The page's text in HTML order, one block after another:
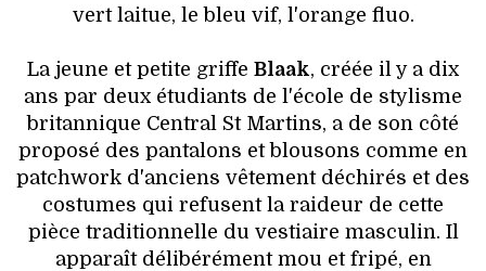
vert laitue, le bleu vif, l'orange fluo.
La jeune et petite griffe Blaak, créée il y a dix
ans par deux étudiants de l'école de stylisme
britannique Central St Martins, a de son côté
proposé des pantalons et blousons comme en
patchwork d'anciens vêtement déchirés et des
costumes qui refusent la raideur de cette
pièce traditionnelle du vestiaire masculin. Il
apparaît délibérément mou et fripé, en